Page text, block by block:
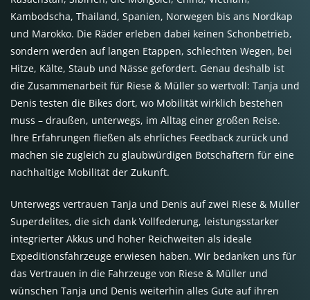
Kambodscha, Thailand, Spanien, Norwegen bis ans Nordkap
und Marokko. Die Räder erleben dabei keinen Schonbetrieb,
sondern werden auf langen Etappen, schlechten Wegen, bei
Hitze, Kälte, Staub und Nässe gefordert. Genau deshalb ist
die Zusammenarbeit für Riese & Müller so wertvoll: Tanja und
Denis testen die Bikes dort, wo Mobilität wirklich bestehen
muss – draußen, unterwegs, im Alltag einer großen Reise.
Ihre Erfahrungen fließen als ehrliches Feedback zurück und
machen sie zugleich zu glaubwürdigen Botschaftern für eine
nachhaltige Mobilität der Zukunft.
Unterwegs vertrauen Tanja und Denis auf zwei Riese & Müller
Superdelites, die sich dank Vollfederung, leistungsstarker
integrierter Akkus und hoher Reichweiten als ideale
Expeditionsfahrzeuge erwiesen haben. Wir bedanken uns für
das Vertrauen in die Fahrzeuge von Riese & Müller und
wünschen Tanja und Denis weiterhin alles Gute auf ihren